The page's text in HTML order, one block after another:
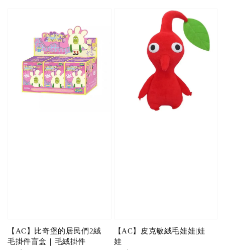
【AC】比奇堡的居民們2絨
毛掛件盲盒｜毛絨掛件
【AC】皮克敏絨毛娃娃|娃
娃